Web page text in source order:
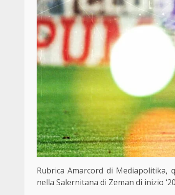
Rubrica Amarcord di Mediapolitika,
nella Salernitana di Zeman di inizio